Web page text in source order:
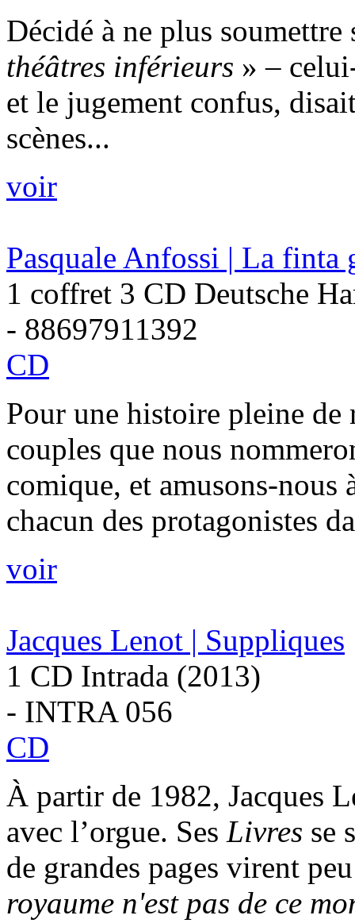
Décidé à ne plus
théâtres inférieurs » –
et le jugement confus,
scènes...
voir
Pasquale Anfossi | La finta
1 coffret 3 CD Deutsche
- 88697911392
CD
Pour une histoire pleine de
couples que nous
comique, et amusons-nous
chacun des protagonistes
voir
Jacques Lenot | Suppliques
1 CD Intrada (2013)
- INTRA 056
CD
À partir de 1982, Jacques
avec l’orgue. Ses Livres se
de grandes pages virent
royaume n'est pas de ce